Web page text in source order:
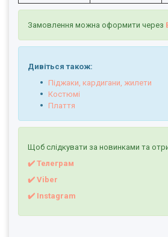
Замовлення можна оформити через
Дивіться також:
Піджаки, кардигани, жилети
Костюмі
Плаття
Щоб слідкувати за новинками та
✔️ Телеграм
✔️ Viber
✔️ Instagram